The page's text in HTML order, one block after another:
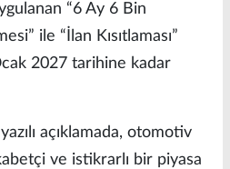
“6 Ay 6 Bin
ile “İlan Kısıtlaması”
2027 tarihine kadar
açıklamada, otomotiv
ve istikrarlı bir piyasa